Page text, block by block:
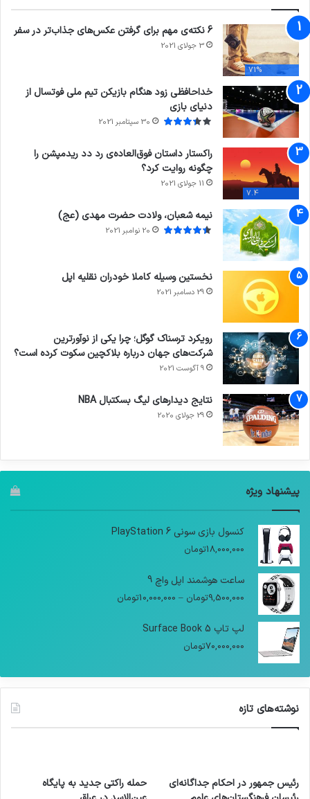
71%
6 نکته‌ی مهم برای گرفتن عکس‌های جذاب‌تر در سفر
3 جولای 2021
خداحافظی زود هنگام بازیکن تیم ملی فوتسال از
دنیای بازی
30 سپتامبر 2021
7.4
راکستار داستان فوق‌العاده‌ی رد دد ریدمپشن را
چگونه روایت کرد؟
11 جولای 2021
نیمه شعبان، ولادت حضرت مهدی (عج)
20 نوامبر 2021
نخستین وسیله کاملا خودران نقلیه اپل
29 دسامبر 2021
رویکرد ترسناک گوگل؛ چرا یکی از نوآورترین
شرکت‌های جهان درباره بلاکچین سکوت کرده است؟
9 آگوست 2021
نتایج دیدار‌های لیگ بسکتبال NBA
29 جولای 2020
پیشنهاد ویژه
کنسول بازی سونی PlayStation 6
18,000,000تومان
ساعت هوشمند اپل واچ 9
9,500,000تومان –
10,000,000تومان
لپ تاپ Surface Book 5
70,000,000تومان
نوشته‌های تازه
رئیس جمهور در احکام جداگانه‌ای
حمله راکتی جدید به پایگاه